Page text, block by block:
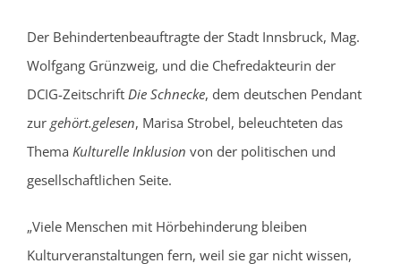
Der Behindertenbeauftragte der Stadt Innsbruck, Mag.
Wolfgang Grünzweig, und die Chefredakteurin der
DCIG-Zeitschrift Die Schnecke, dem deutschen Pendant
zur gehört.gelesen, Marisa Strobel, beleuchteten das
Thema Kulturelle Inklusion von der politischen und
gesellschaftlichen Seite.
„Viele Menschen mit Hörbehinderung bleiben
Kulturveranstaltungen fern, weil sie gar nicht wissen,